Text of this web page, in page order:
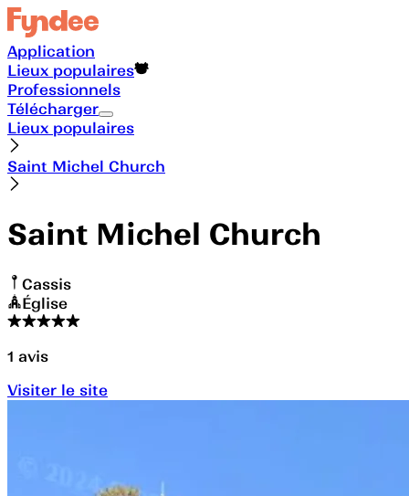
Application
Lieux populaires
Professionnels
Télécharger
Lieux populaires
Saint Michel Church
Saint Michel Church
Cassis
Église
1 avis
Visiter le site